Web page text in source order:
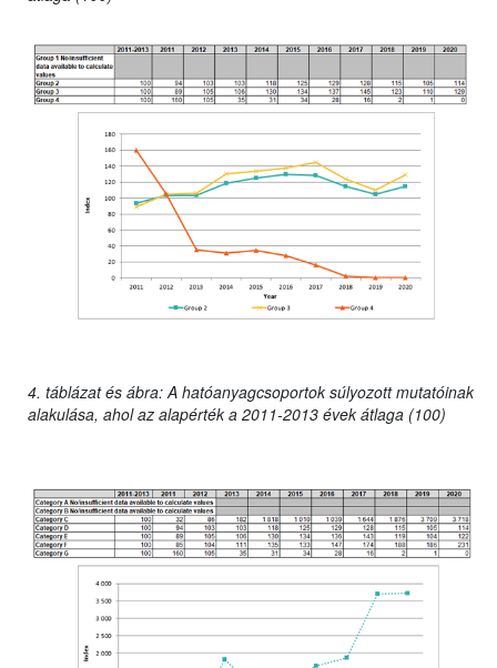
4. táblázat és ábra: A hatóanyagcsoportok súlyozott mutatóinak
alakulása, ahol az alapérték a 2011-2013 évek átlaga (100)